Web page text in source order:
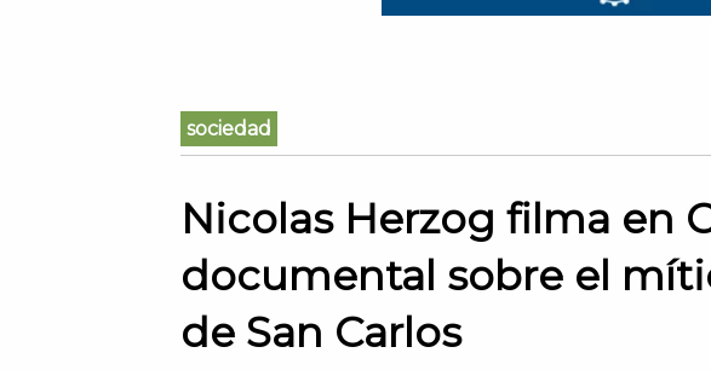
sociedad
Nicolas Herzog filma en
documental sobre el
de San Carlos